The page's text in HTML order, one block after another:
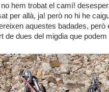
hem trobat el camí!
per allà, ja! però no hi he
aquestes badades, però
dues del migdia que